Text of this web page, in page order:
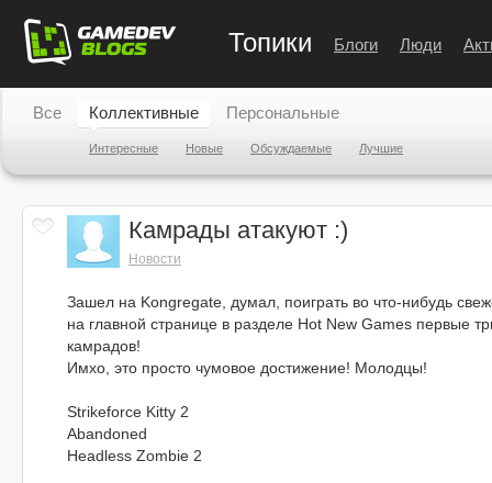
Топики Блоги Люди
Все Коллективные
Интересные Новые Обсуждаемые Лучшие
Персональные
Камрады атакуют :)
Новости
Зашел на Kongregate, думал, поиграть во что-нибудь
на главной странице в разделе Hot New Games первые
камрадов!
Имхо, это просто чумовое достижение! Молодцы!
Strikeforce Kitty 2
Abandoned
Headless Zombie 2